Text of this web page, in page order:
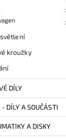
kroužky
DÍLY
- DÍLY A SOUČÁSTI
A DISKY